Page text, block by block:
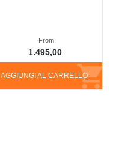
AGGIUNGI AL CARRELLO
From
1.495,00